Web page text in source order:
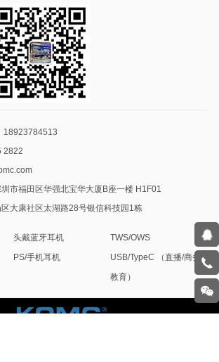
18923784513
2822
市福田区华强北宝华大厦B座一楼 H1F01
大康社区太湖路28号银信科技园1栋
头戴蓝牙耳机
TWS/OWS
PS/手机耳机
USB/TypeC （直播/商务/
教育）
在线
客服
办公
电
扫码